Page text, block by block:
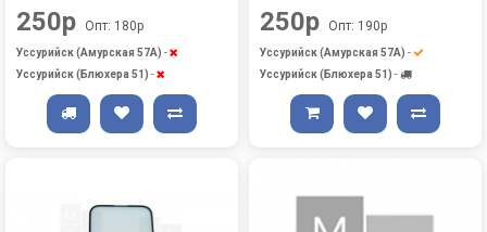
250р Опт: 180р
Уссурийск (Амурская 57А) -
Уссурийск (Блюхера 51) -
250р Опт: 190р
Уссурийск (Амурская 57А) -
Уссурийск (Блюхера 51) -